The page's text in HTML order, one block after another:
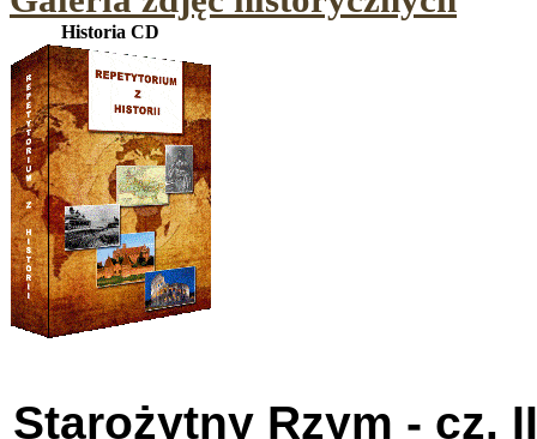
Historia CD
Starożytny Rzym - cz. II